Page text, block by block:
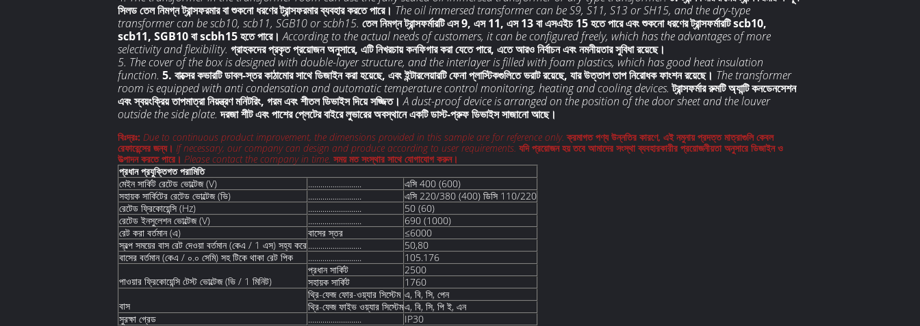
সিলড তেল নিমগ্ন ট্রান্সফরমার বা শুকনো ধরণের ট্রান্সফরমার ব্যবহার করতে পারে। The oil immersed transformer can be S9, S11, S13 or SH15, and the dry-type
transformer can be scb10, scb11, SGB10 or scbh15. তেল নিমগ্ন ট্রান্সফর্মারটি এস 9, এস 11, এস 13 বা এসএইচ 15 হতে পারে এবং শুকনো ধরণের ট্রান্সফর্মারটি scb10,
scb11, SGB10 বা scbh15 হতে পারে। According to the actual needs of customers, it can be configured freely, which has the advantages of more
selectivity and flexibility. গ্রাহকদের প্রকৃত প্রয়োজন অনুসারে, এটি নিখরচায় কনফিগার করা যেতে পারে, এতে আরও নির্বাচন এবং নমনীয়তার সুবিধা রয়েছে।
5. The cover of the box is designed with double-layer structure, and the interlayer is filled with foam plastics, which has good heat insulation
function. 5. বাক্সের কভারটি ডাবল-স্তর কাঠামোর সাথে ডিজাইন করা হয়েছে, এবং ইন্টারলেয়ারটি ফেনা প্লাস্টিকগুলিতে ভরাট রয়েছে, যার উত্তাপ তাপ নিরোধক ফাংশন রয়েছে। The transformer
room is equipped with anti condensation and automatic temperature control monitoring, heating and cooling devices. ট্রান্সফর্মার রুমটি অ্যান্টি কনডেনসেশন
এবং স্বয়ংক্রিয় তাপমাত্রা নিয়ন্ত্রণ মনিটরিং, গরম এবং শীতল ডিভাইস দিয়ে সজ্জিত। A dust-proof device is arranged on the position of the door sheet and the louver
outside the side plate. দরজা শীট এবং পাশের প্লেটের বাইরে লুভারের অবস্থানে একটি ডাস্ট-প্রুফ ডিভাইস সাজানো আছে।
বিঃদ্রঃ: Due to continuous product improvement, the dimensions provided in this sample are for reference only. ক্রমাগত পণ্য উন্নতির কারণে, এই নমুনায় প্রদত্ত মাত্রাগুলি কেবল
রেফারেন্সের জন্য। If necessary, our company can design and produce according to user requirements. যদি প্রয়োজন হয় তবে আমাদের সংস্থা ব্যবহারকারীর প্রয়োজনীয়তা অনুসারে ডিজাইন ও
উত্পাদন করতে পারে। Please contact the company in time. সময় মত সংস্থার সাথে যোগাযোগ করুন।
প্রধান প্রযুক্তিগত পরামিতি
মেইন সার্কিট রেটেড ভোল্টেজ (V)
..........................
এসি 400 (600)
সহায়ক সার্কিটের রেটেড ভোল্টেজ (ভি)
..........................
এসি 220/380 (400) ডিসি 110/220
রেটেড ফ্রিকোয়েন্সি (Hz)
..........................
50 (60)
রেটেড ইনসুলেশন ভোল্টেজ (V)
..........................
690 (1000)
রেট করা বর্তমান (এ)
বাসের স্তর
≤6000
স্বল্প সময়ের বাস রেট দেওয়া বর্তমান (কেএ / 1 এস) সহ্য করে..........................
50,80
বাসের বর্তমান (কেএ / ০.০ সেমি) সহ টিকে থাকা রেট পিক
..........................
105.176
পাওয়ার ফ্রিকোয়েন্সি টেস্ট ভোল্টেজ (ভি / 1 মিনিট)
প্রধান সার্কিট
2500
সহায়ক সার্কিট
1760
বাস
থ্রি-ফেজ ফোর-ওয়্যার সিস্টেম এ, বি, সি, পেন
থ্রি-ফেজ ফাইভ ওয়্যার সিস্টেমএ, বি, সি, পি ই, এন
সুরক্ষা গ্রেড
.......................... IP30